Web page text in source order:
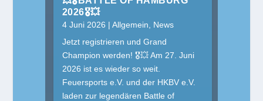
2026🎖️💥
4 Juni 2026 | Allgemein
News
Jetzt registrieren und Grand
Champion werden! 🎖️💥 Am 27. Juni
2026 ist es wieder so weit.
Feuersports e.V. und der HKBV e.V.
laden zur legendären Battle of